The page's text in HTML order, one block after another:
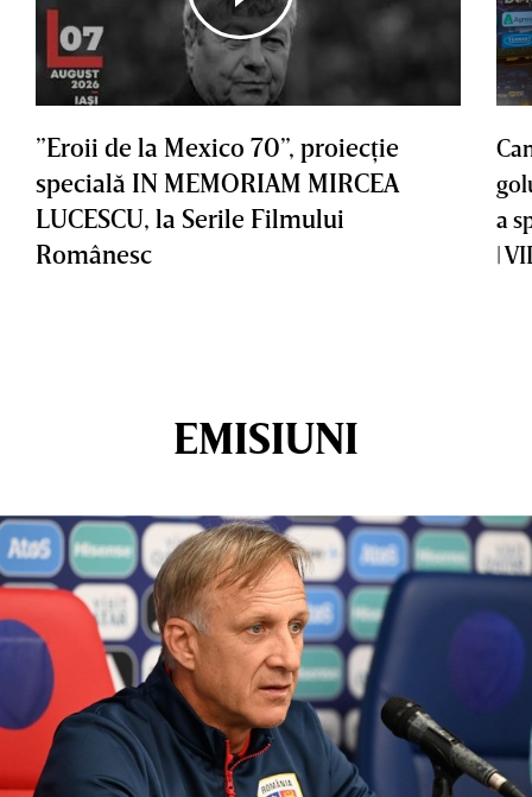
”Eroii de la Mexico 70”, proiecţie
specială IN MEMORIAM MIRCEA
LUCESCU, la Serile Filmului
Românesc
a
|
EMISIUNI